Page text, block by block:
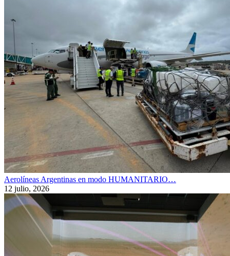
Aerolíneas Argentinas en modo HUMANITARIO…
12 julio, 2026